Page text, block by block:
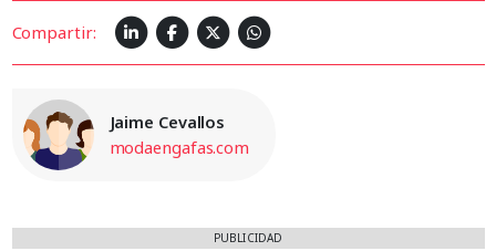
Compartir:
Jaime Cevallos
modaengafas.com
PUBLICIDAD